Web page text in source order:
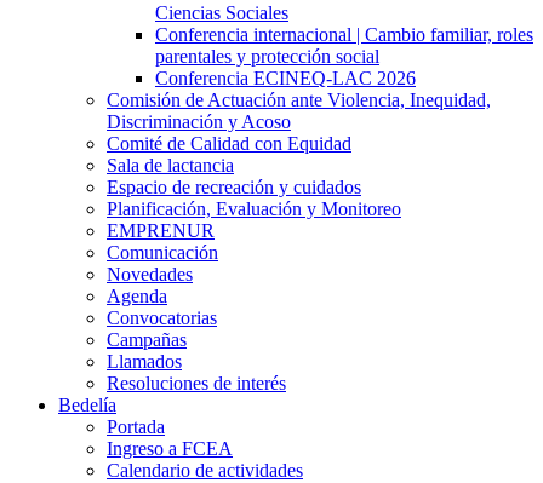
Ciencias Sociales
Conferencia internacional | Cambio familiar, roles
parentales y protección social
Conferencia ECINEQ-LAC 2026
Comisión de Actuación ante Violencia, Inequidad,
Discriminación y Acoso
Comité de Calidad con Equidad
Sala de lactancia
Espacio de recreación y cuidados
Planificación, Evaluación y Monitoreo
EMPRENUR
Comunicación
Novedades
Agenda
Convocatorias
Campañas
Llamados
Resoluciones de interés
Bedelía
Portada
Ingreso a FCEA
Calendario de actividades